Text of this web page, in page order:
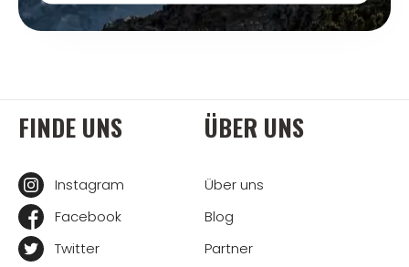
FINDE UNS
Instagram
Facebook
Twitter
ÜBER UNS
Über uns
Blog
Partner